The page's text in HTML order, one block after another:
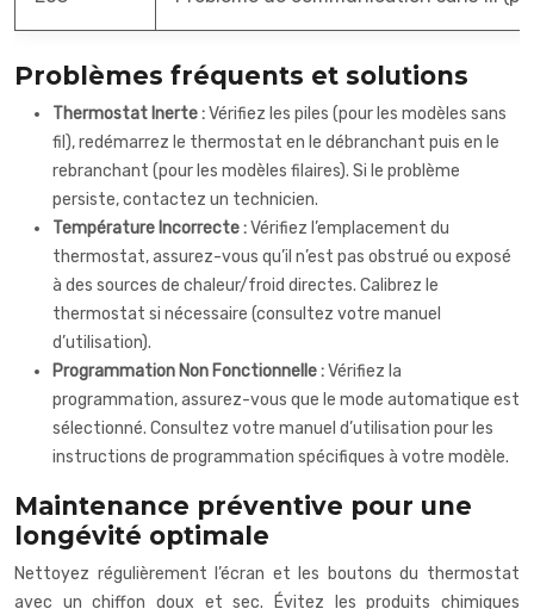
Problèmes fréquents et solutions
Thermostat Inerte :Vérifiez les piles (pour les modèles sans
fil), redémarrez le thermostat en le débranchant puis en le
rebranchant (pour les modèles filaires). Si le problème
persiste, contactez un technicien.
Température Incorrecte :Vérifiez l’emplacement du
thermostat, assurez-vous qu’il n’est pas obstrué ou exposé
à des sources de chaleur/froid directes. Calibrez le
thermostat si nécessaire (consultez votre manuel
d’utilisation).
Programmation Non Fonctionnelle :Vérifiez la
programmation, assurez-vous que le mode automatique est
sélectionné. Consultez votre manuel d’utilisation pour les
instructions de programmation spécifiques à votre modèle.
Maintenance préventive pour une
longévité optimale
Nettoyez régulièrement l’écran et les boutons du thermostat
avec un chiffon doux et sec. Évitez les produits chimiques